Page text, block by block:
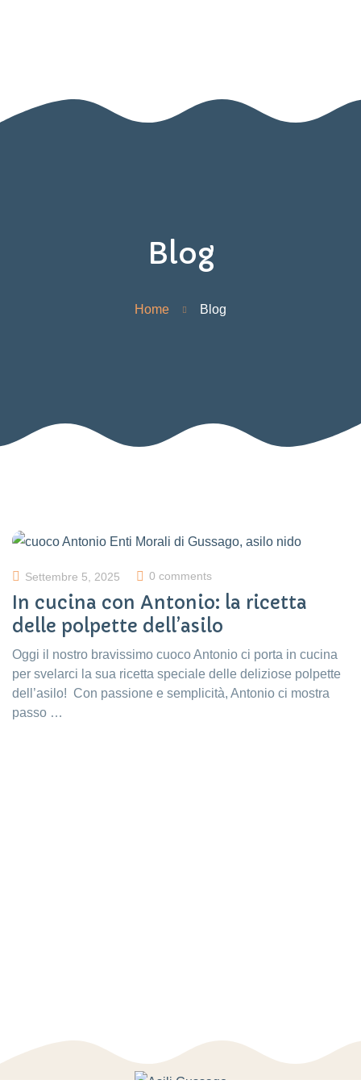
Blog
Blog
Home Blog
Settembre 5, 2025 0 comments
In cucina con Antonio: la ricetta
delle polpette dell’asilo
Oggi il nostro bravissimo cuoco Antonio ci porta in cucina
per svelarci la sua ricetta speciale delle deliziose polpette
dell’asilo! Con passione e semplicità, Antonio ci mostra
passo …